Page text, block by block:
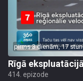
pirms 3 dienām, 17
Rīgā
414. epizode